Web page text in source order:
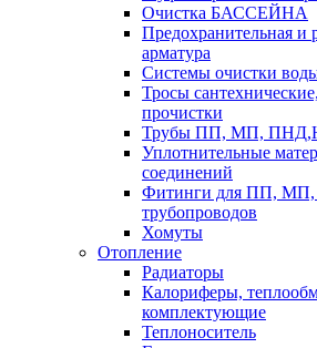
Очистка БАССЕЙНА
Предохранительная и
арматура
Системы очистки
Тросы
прочистки
Трубы ПП, МП,
Уплотнительные
соединений
Фитинги для ПП,
трубопроводов
Хомуты
Отопление
Радиаторы
Калориферы,
комплектующие
Теплоноситель